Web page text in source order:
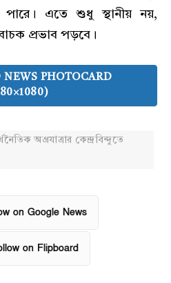
পারে। এতে শুধু স্থানীয় নয়,
প্রভাব পড়বে।
NEWS PHOTOCARD
অগ্রযাত্রার কেন্দ্রবিন্দুতে
on Google News
on Flipboard